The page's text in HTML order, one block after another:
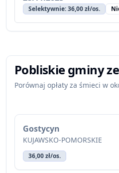
Selektywnie: 36,00 zł/os.
Pobliskie gminy
Porównaj opłaty za śmieci w
Gostycyn
KUJAWSKO-POMORSKIE
36,00 zł/os.